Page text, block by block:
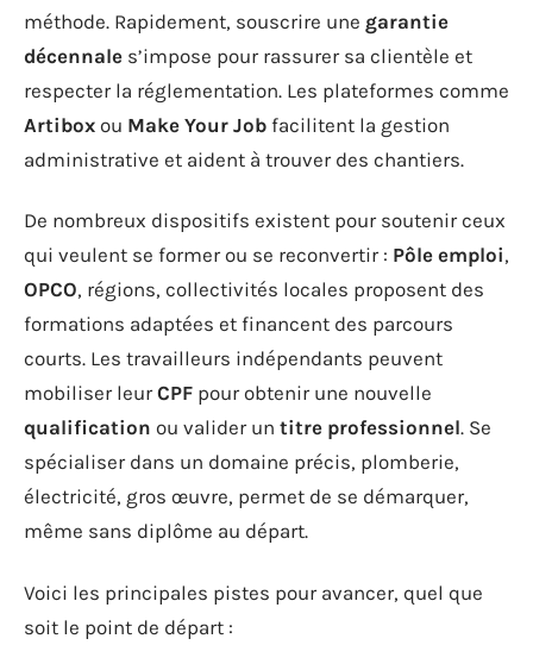
méthode. Rapidement, souscrire une garantie
décennale s’impose pour rassurer sa clientèle et
respecter la réglementation. Les plateformes comme
Artibox ou Make Your Job facilitent la gestion
administrative et aident à trouver des chantiers.
De nombreux dispositifs existent pour soutenir ceux
qui veulent se former ou se reconvertir : Pôle emploi,
OPCO, régions, collectivités locales proposent des
formations adaptées et financent des parcours
courts. Les travailleurs indépendants peuvent
mobiliser leurCPF pour obtenir une nouvelle
qualification ou valider un titre professionnel. Se
spécialiser dans un domaine précis, plomberie,
électricité, gros œuvre, permet de se démarquer,
même sans diplôme au départ.
Voici les principales pistes pour avancer, quel que
soit le point de départ :